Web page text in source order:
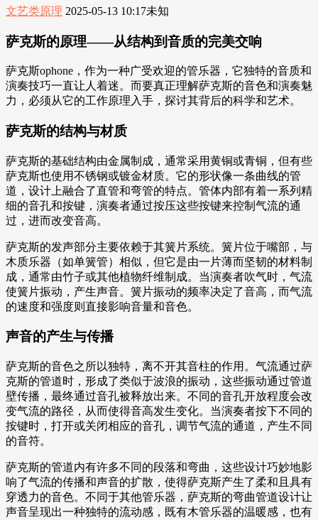
文艺类原理 2025-05-13 10:17未知
萨克斯的原理——从结构到音质的完美交响
萨克斯ophone，作为一种广受欢迎的管乐器，它独特的音质和
演奏技巧一直让人着迷。而要真正理解萨克斯的音色和演奏魅
力，必须从它的工作原理入手，探讨其背后的科学和艺术。
萨克斯的结构与材质
萨克斯的基础结构由金属制成，通常采用黄铜或青铜，但有些
萨克斯也使用不锈钢或镀金材质。它的形状像一条曲线的管
道，设计上融合了直管和弯管的特点。管体内部有着一系列精
细的音孔和按键，演奏者通过按压这些按键来控制气流的通
过，进而改变音高。
萨克斯的发声部分主要依赖于其簧片系统。簧片位于嘴部，与
木质乐器（如单簧管）相似，但它是由一片薄而坚韧的材料制
成，通常由竹子或其他植物纤维制成。当演奏者吹气时，气流
使簧片振动，产生声音。簧片振动的频率决定了音高，而气流
的速度和强度则直接影响音量和音色。
声音的产生与传播
萨克斯的音色之所以独特，离不开其音柱的作用。气流通过萨
克斯的管道时，形成了类似于波浪的振动，这些振动通过管道
壁传播，最终通过音孔被释放出来。不同的音孔开放程度会改
变气流的路径，从而使得音高发生变化。当演奏者按下不同的
按键时，打开或关闭相应的音孔，调节气流的通道，产生不同
的音符。
萨克斯的管道内有许多不同的段落和弯曲，这些设计巧妙地影
响了气流的传播和声音的扩散，使得萨克斯产生了柔和且具有
穿透力的音色。不同于其他管乐器，萨克斯的弯曲管道设计让
声音呈现出一种独特的流动感，既有木管乐器的温暖感，也有